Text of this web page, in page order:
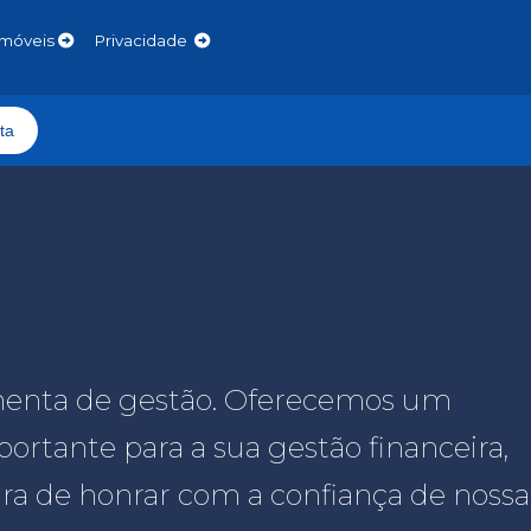
Privacidade
de gestão. Oferecemos um
para a sua gestão financeira,
de honrar com a confiança de nossa